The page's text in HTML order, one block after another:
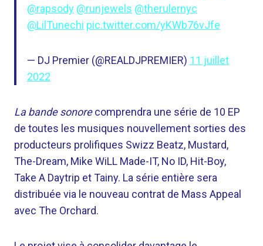
@rapsody @runjewels @therulernyc
@LilTunechi pic.twitter.com/yKWb76vJfe
— DJ Premier (@REALDJPREMIER) 11 juillet
2022
La bande sonorecomprendra une série de 10 EP
de toutes les musiques nouvellement sorties des
producteurs prolifiques Swizz Beatz, Mustard,
The-Dream, Mike WiLL Made-IT, No ID, Hit-Boy,
Take A Daytrip et Tainy. La série entière sera
distribuée via le nouveau contrat de Mass Appeal
avec The Orchard.